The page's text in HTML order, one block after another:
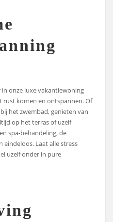
in onze luxe vakantiewoning
rust komen en ontspannen. Of
het zwembad, genieten van
op het terras of uzelf
spa-behandeling, de
eindeloos. Laat alle stress
uzelf onder in pure